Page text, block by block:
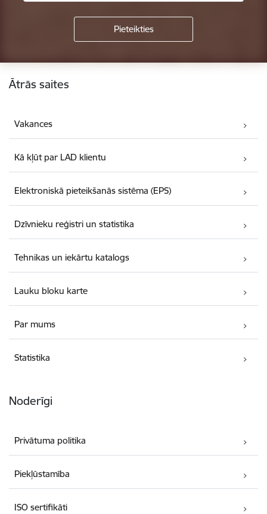
Kājene
Ātrās saites
Vakances
Kā kļūt par LAD klientu
Elektroniskā pieteikšanās sistēma (EPS)
Dzīvnieku reģistri un statistika
Tehnikas un iekārtu katalogs
Lauku bloku karte
Par mums
Statistika
Noderīgi
Privātuma politika
Piekļūstamība
ISO sertifikāti